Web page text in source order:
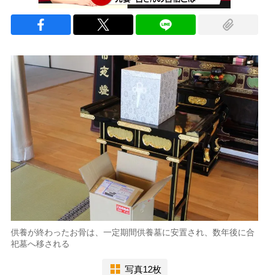
供養が終わったお骨は、一定期間供養墓に安置され、数年後に合
祀墓へ移される
写真12枚